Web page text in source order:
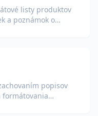
listy produktov
a poznámok o
popisov
formátovania